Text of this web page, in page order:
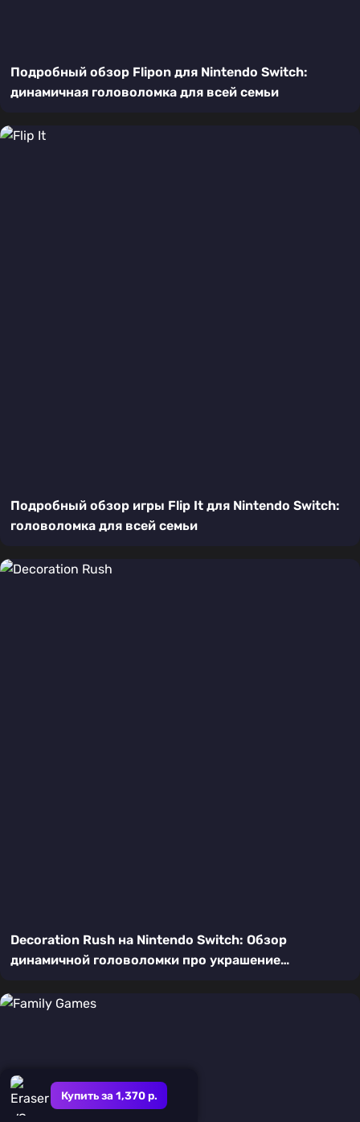
Купить за 1,370 р.
Подробный обзор Flipon для Nintendo Switch:
динамичная головоломка для всей семьи
Подробный обзор игры Flip It для Nintendo Switch:
головоломка для всей семьи
Decoration Rush на Nintendo Switch: Обзор
динамичной головоломки про украшение